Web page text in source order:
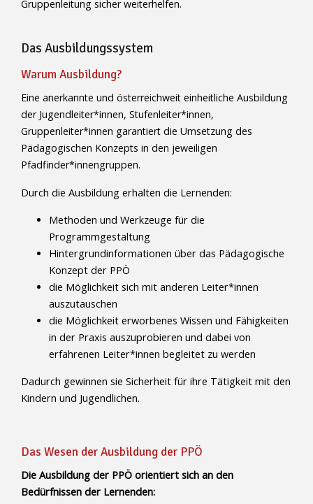
Gruppenleitung sicher weiterhelfen.
Das Ausbildungssystem
Warum Ausbildung?
Eine anerkannte und österreichweit einheitliche Ausbildung
der Jugendleiter*innen, Stufenleiter*innen,
Gruppenleiter*innen garantiert die Umsetzung des
Pädagogischen Konzepts in den jeweiligen
Pfadfinder*innengruppen.
Durch die Ausbildung erhalten die Lernenden:
Methoden und Werkzeuge für die
Programmgestaltung
Hintergrundinformationen über das Pädagogische
Konzept der PPÖ
die Möglichkeit sich mit anderen Leiter*innen
auszutauschen
die Möglichkeit erworbenes Wissen und Fähigkeiten
in der Praxis auszuprobieren und dabei von
erfahrenen Leiter*innen begleitet zu werden
Dadurch gewinnen sie Sicherheit für ihre Tätigkeit mit den
Kindern und Jugendlichen.
Das Wesen der Ausbildung der PPÖ
Die Ausbildung der PPÖ orientiert sich an den
Bedürfnissen der Lernenden: